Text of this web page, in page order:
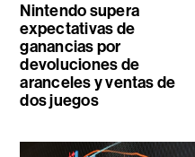
Nintendo supera
expectativas de
ganancias por
devoluciones de
aranceles y ventas de
dos juegos